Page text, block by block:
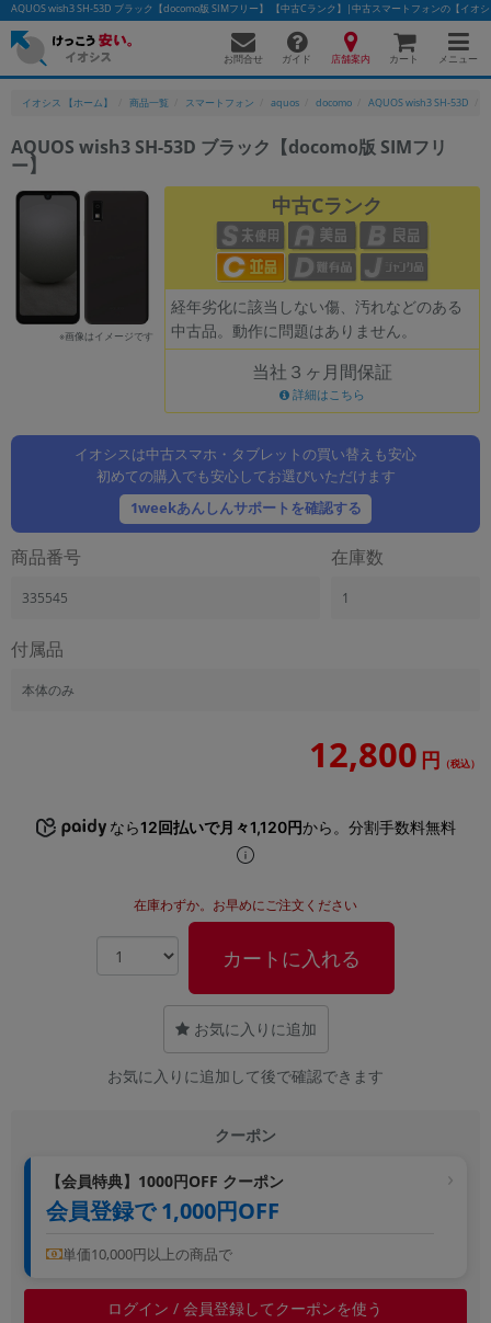
AQUOS wish3 SH-53D ブラック【docomo版 SIMフリー】 【中古Cランク】|中古スマートフォンの【イオ
お問合せ ガイド 店舗案内 カート メニュー
イオシス 【ホーム】 商品一覧 スマートフォン aquos docomo AQUOS wish3 SH-53D
AQUOS wish3 SH-53D ブラック【docomo版 SIMフリ
ー】
※画像はイメージです
中古Cランク
経年劣化に該当しない傷、汚れなどのある
中古品。動作に問題はありません。
当社３ヶ月間保証
詳細はこちら
イオシスは中古スマホ・タブレットの買い替えも安心
初めての購入でも安心してお選びいただけます
1weekあんしんサポートを確認する
商品番号
335545
在庫数
1
付属品
本体のみ
12,800 円 （税込）
なら12回払いで月々1,120円から。分割手数料無料
在庫わずか。お早めにご注文ください
カートに入れる
お気に入りに追加
お気に入りに追加して後で確認できます
クーポン
【会員特典】1000円OFF クーポン
会員登録で 1,000円OFF
単価10,000円以上の商品で
ログイン / 会員登録してクーポンを使う
人気の検索ワード： Let's note EliteBookMacBook
「スマートフォン」「タブレット」など
シリーズ
商品シリーズ名・ブランド名の絞り込み。
「iPhone」「Xperia」「Galaxy」など
メーカー
製造、販売メーカーの絞り込み
「5G対応」「防水」「ワンセグ」など
ドライブ
CPU
~
モニタサイズ
~
価格